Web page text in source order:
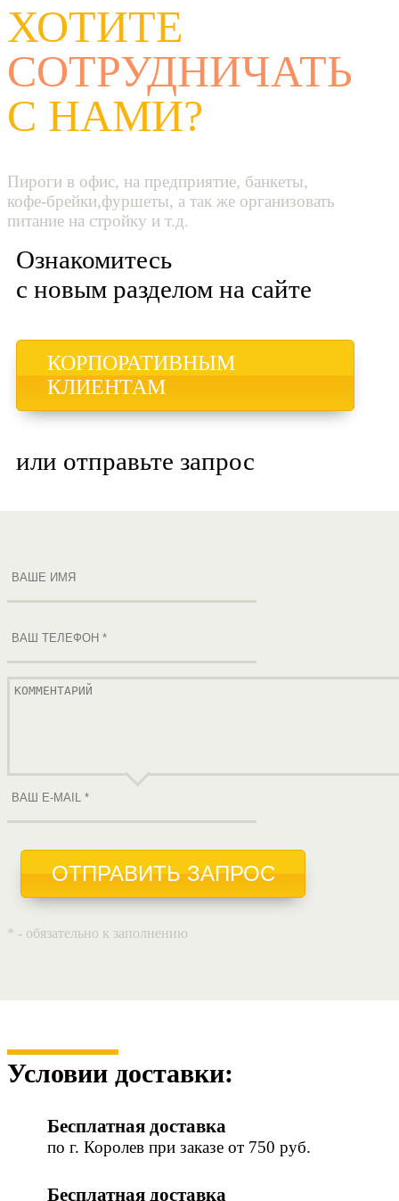
ХОТИТЕ
СОТРУДНИЧАТЬ
С НАМИ?
Пироги в офис, на предприятие, банкеты,
кофе-брейки,фуршеты, а так же организовать
питание на стройку и т.д.
Ознакомитесь
с новым разделом на сайте
КОРПОРАТИВНЫМ
КЛИЕНТАМ
или отправьте запрос
ОТПРАВИТЬ ЗАПРОС
* - обязательно к заполнению
Условии доставки:
Бесплатная доставка
по г. Королев при заказе от 750 руб.
Бесплатная доставка